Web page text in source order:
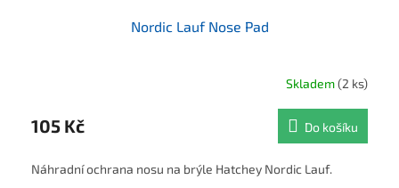
Nordic Lauf Nose Pad
Skladem(2 ks)
105 Kč Do košíku
Náhradní ochrana nosu na brýle Hatchey Nordic Lauf.